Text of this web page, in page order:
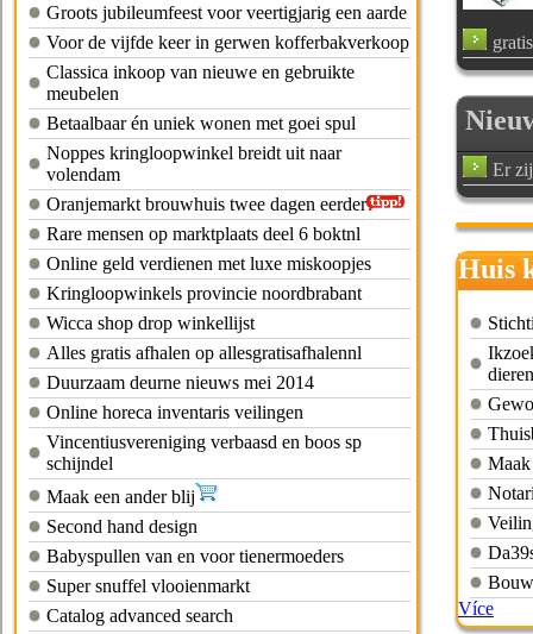
Groots jubileumfeest voor veertigjarig een aarde
Voor de vijfde keer in gerwen kofferbakverkoop
Classica inkoop van nieuwe en gebruikte
meubelen
Betaalbaar én uniek wonen met goei spul
Noppes kringloopwinkel breidt uit naar
volendam
Oranjemarkt brouwhuis twee dagen eerder
Rare mensen op marktplaats deel 6 boktnl
Online geld verdienen met luxe miskoopjes
Kringloopwinkels provincie noordbrabant
Wicca shop drop winkellijst
Alles gratis afhalen op allesgratisafhalennl
Duurzaam deurne nieuws mei 2014
Online horeca inventaris veilingen
Vincentiusvereniging verbaasd en boos sp
schijndel
Maak een ander blij
Second hand design
Babyspullen van en voor tienermoeders
Super snuffel vlooienmarkt
Catalog advanced search
Er
Huis
Více